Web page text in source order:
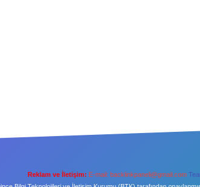
Reklam ve İletişim: E-mail: backlinkpaneli@gmail.com